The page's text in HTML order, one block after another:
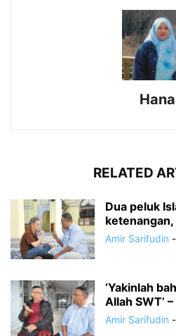
Hana
RELATED
Dua peluk
Amir Sarifudin -
‘Yakinlah
Allah SWT’
Amir Sarifudin -